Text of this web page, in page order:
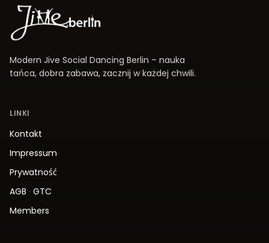
Modern Jive Social Dancing Berlin – nauka
tańca, dobra zabawa, zacznij w każdej chwili.
LINKI
Kontakt
Impressum
Prywatność
AGB · GTC
Members